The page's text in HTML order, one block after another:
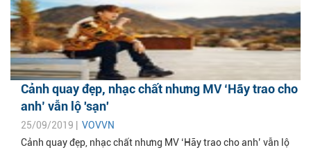
Cảnh quay đẹp, nhạc chất nhưng MV ‘Hãy trao cho
anh’ vẫn lộ 'sạn'
25/09/2019 | VOVVN
Cảnh quay đẹp, nhạc chất nhưng MV ‘Hãy trao cho anh’ vẫn lộ